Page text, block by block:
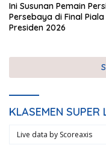
Ini Susunan Pemain
Persebaya di Final Piala
Presiden 2026
KLASEMEN SUPER
Live data by Scoreaxis